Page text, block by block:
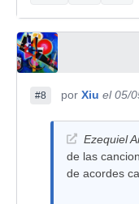
#8 por Xiu el 05/
Ezequiel
de las
de acordes